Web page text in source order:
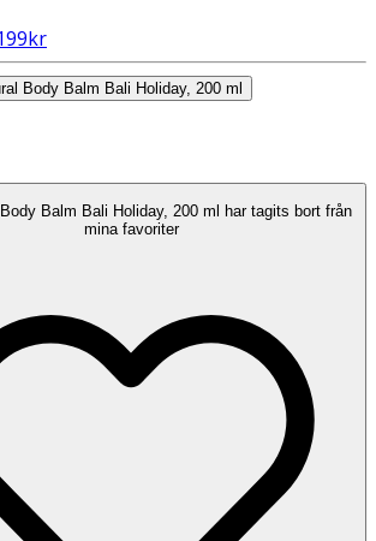
kr
Body Balm Bali Holiday, 200 ml
Balm Bali Holiday, 200 ml har tagits bort från
mina favoriter